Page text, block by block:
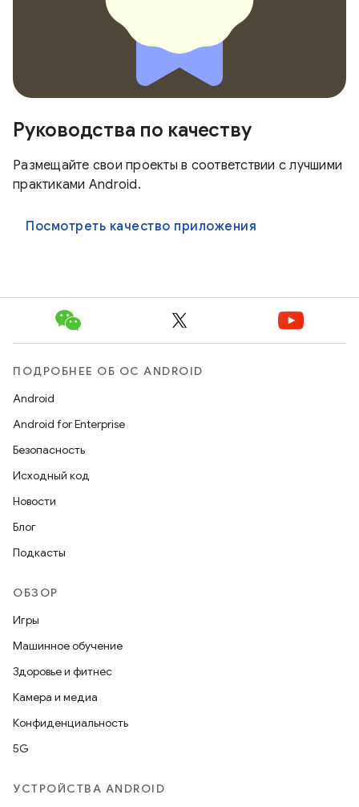
Руководства по качеству
Размещайте свои проекты в соответствии с лучшими
практиками Android.
Посмотреть качество приложения
ПОДРОБНЕЕ ОБ ОС ANDROID
Android
Android for Enterprise
Безопасность
Исходный код
Новости
Блог
Подкасты
ОБЗОР
Игры
Машинное обучение
Здоровье и фитнес
Камера и медиа
Конфиденциальность
5G
УСТРОЙСТВА ANDROID